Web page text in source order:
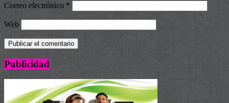
Correo electrónico *
Web
Publicidad